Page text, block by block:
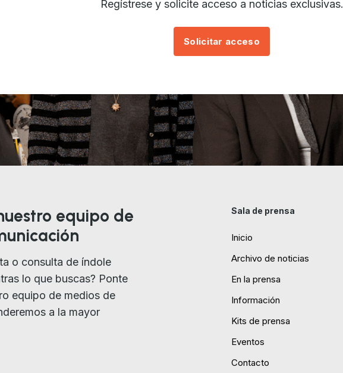
Regístrese y solicite acceso a noticias exclusivas.
Solicitar acceso
equipo de
o consulta de índole
lo que buscas? Ponte
equipo de medios de
a la mayor
Sala de prensa
Inicio
Archivo de noticias
En la prensa
Información
Kits de prensa
Eventos
Contacto